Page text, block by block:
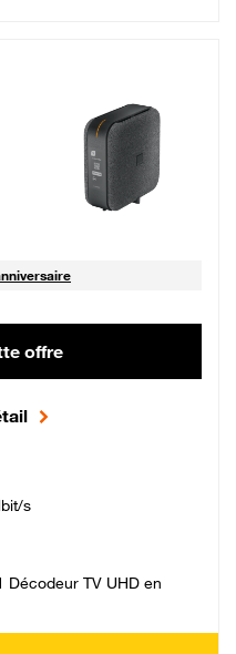
€ par mois, Sans engagement
offre
s
Décodeur TV UHD en